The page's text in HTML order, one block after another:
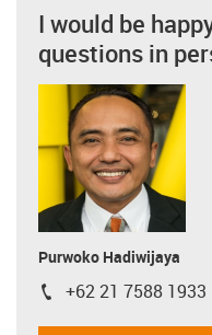
I would be
questions in
Purwoko Hadiwijaya
igus-icon-phone
+62 21 7588 1933